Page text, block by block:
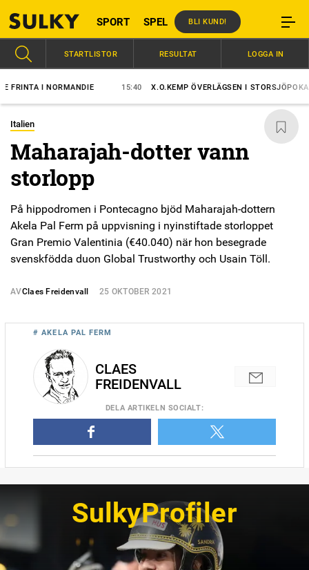
SPORT SPEL BLI KUND!
I NORMANDIE X.O.KEMP ÖVERLÄGSEN I STORSJÖPOKALEN
STARTLISTOR RESULTAT LOGGA IN
Italien
Maharajah-dotter vann
storlopp
På hippodromen i Pontecagno bjöd Maharajah-dottern
Akela Pal Ferm på uppvisning i nyinstiftade storloppet
Gran Premio Valentinia (€40.040) när hon besegrade
svenskfödda duon Global Trustworthy och Usain Töll.
AVClaes Freidenvall 25 OKTOBER 2021
# AKELA PAL FERM
CLAES
FREIDENVALL
DELA ARTIKELN SOCIALT:
SulkyProfiler